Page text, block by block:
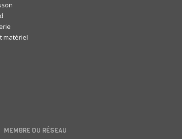
matériel
MEMBRE DU RÉSEAU